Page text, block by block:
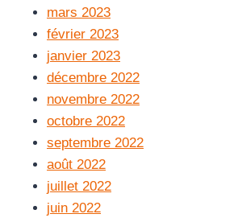
mars 2023
février 2023
janvier 2023
décembre 2022
novembre 2022
octobre 2022
septembre 2022
août 2022
juillet 2022
juin 2022